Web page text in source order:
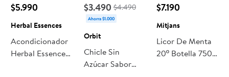
$5.990
Herbal Essences
Acondicionador
Herbal Essences
$3.490 $4.490
Ahorra $1.000
Orbit
Chicle Sin
Azúcar Sabor
$7.190
Mitjans
Licor De Menta
20º Botella 750